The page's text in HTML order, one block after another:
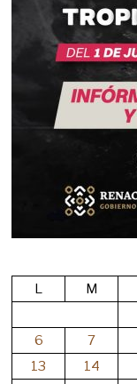
L
M
6
7
13
14